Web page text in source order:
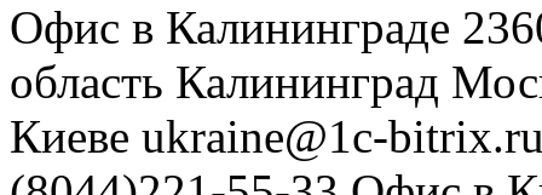
Офис в Калининграде
область Калининград
Киеве ukraine@1c-